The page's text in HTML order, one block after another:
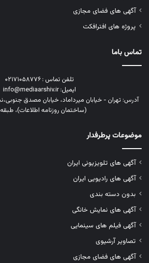
آگهی های فضای مجازی
پروژه های افترافکت
تماس باما
تلفن تماس : ۰۲۱۷۱۰۵۸۷۷۶
ایمیل: info@mediaarshiv.ir
(ساختمان روزنامه اطلاعات)، طبقه ۱۳
موضوعات پرطرفدار
آگهی های تلویزیونی ایران
آگهی های رادیویی ایران
بدون دسته بندی
آگهی های نمایش خانگی
آگهی فیلم های سینمایی
تصاویر آرشیوی
آگهی های فضای مجازی